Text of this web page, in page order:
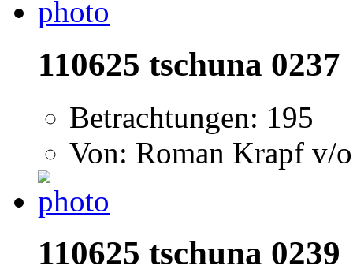
110625 tschuna 0237
Betrachtungen: 195
Von: Roman Krapf v/
110625 tschuna 0239